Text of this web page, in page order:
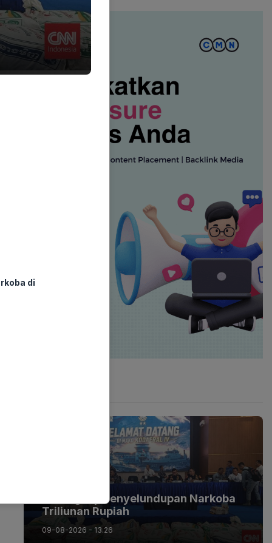
Terungkap Penyelundupan Narkoba
Triliunan Rupiah
09-08-2026 - 13.26
di